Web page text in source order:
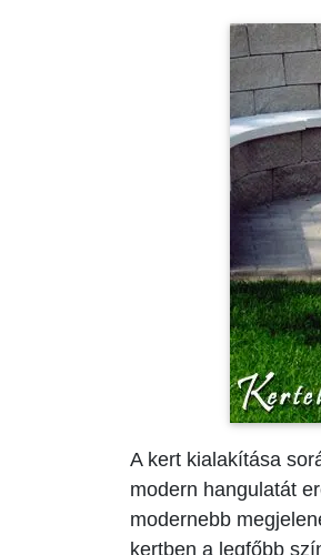
A kert kialakítása
modern hangulatát
modernebb
kertben a legfőbb